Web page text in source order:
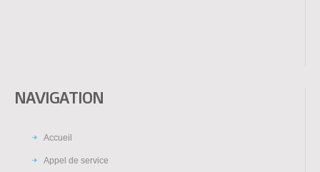
NAVIGATION
Accueil
Appel de service